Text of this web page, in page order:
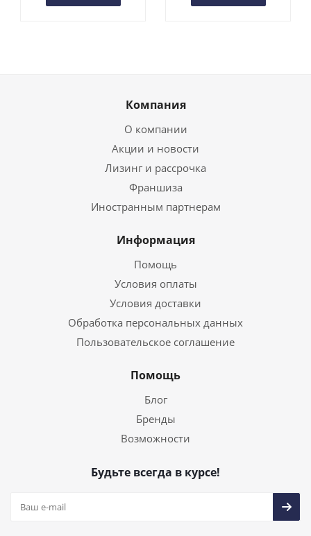
Компания
О компании
Акции и новости
Лизинг и рассрочка
Франшиза
Иностранным партнерам
Информация
Помощь
Условия оплаты
Условия доставки
Обработка персональных данных
Пользовательское соглашение
Помощь
Блог
Бренды
Возможности
Будьте всегда в курсе!